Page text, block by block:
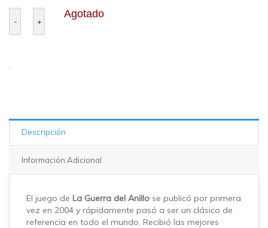
Agotado
Descripción
Información Adicional
El juego de La Guerra del Anillo se publicó por primera
vez en 2004 y rápidamente pasó a ser un clásico de
referencia en todo el mundo. Recibió las mejores